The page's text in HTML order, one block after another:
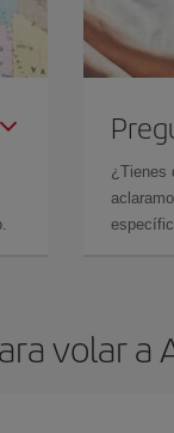
¿Tienes
volar a